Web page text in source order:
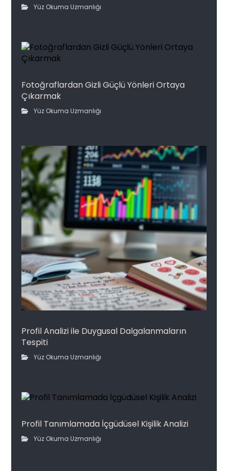
Yüz Okuma Uzmanlığı
Fotoğraflardan Gizli Güçlü Yönleri Ortaya
Çıkarmak
Yüz Okuma Uzmanlığı
Profil Analizi ile Duygusal Dalgalanmaların
Tespiti
Yüz Okuma Uzmanlığı
Profil Tanımlamada İçgüdüsel Kişilik Analizi
Yüz Okuma Uzmanlığı